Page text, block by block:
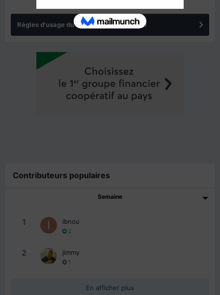
Règles d'usage du forum IMMIGRER.COM
Contributeurs populaires
Semaine
1 ibnou
2
2 jimmy
1
En afficher plus